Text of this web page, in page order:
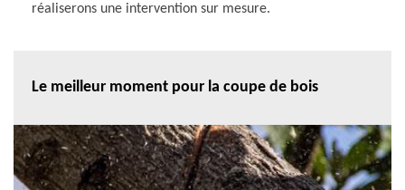
réaliserons une intervention sur mesure.
Le meilleur moment pour la coupe de bois